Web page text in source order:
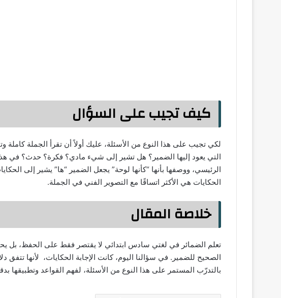
كيف تجيب على السؤال
لكي تجيب على هذا النوع من الأسئلة، عليك أولاً أن تقرأ الجملة
التي يعود إليها الضمير؟ هل تشير إلى شيء مادي؟ فكرة؟ حدث؟ في
الرئيسي، ووصفها بأنها “كأنها لوحة” يجعل الضمير “ها” يشير إلى
الحكايات هي الأكثر اتساقًا مع التصوير الفني في الجملة.
خلاصة المقال
تعلم الضمائر في لغتي سادس ابتدائي لا يقتصر فقط على الحفظ، بل
الصحيح للضمير. في سؤالنا اليوم، كانت الإجابة الحكايات، لأنها تتفق
بالتدرّب المستمر على هذا النوع من الأسئلة، لفهم القواعد وتطبيقها